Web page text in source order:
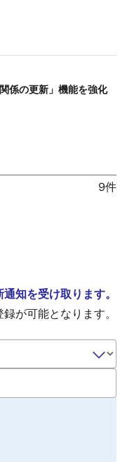
係の更新」機能を強化
9件
知を受け取ります。
が可能となります。